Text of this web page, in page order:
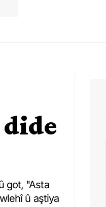
dide
got, "Asta
û aştiya